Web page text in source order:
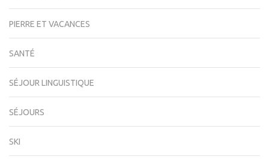
PIERRE ET VACANCES
SANTÉ
SÉJOUR LINGUISTIQUE
SÉJOURS
SKI